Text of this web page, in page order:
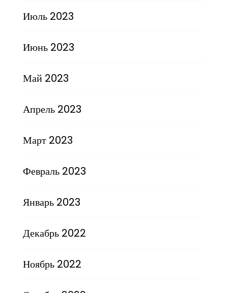
Июль 2023
Июнь 2023
Май 2023
Апрель 2023
Март 2023
Февраль 2023
Январь 2023
Декабрь 2022
Ноябрь 2022